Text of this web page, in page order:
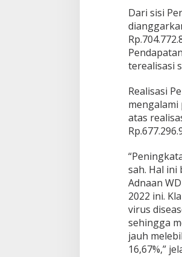
Dari sisi
terealisasi
Realisasi
mengalami
atas
sah. Hal ini
Adnaan
2022 ini.
virus
sehingga
jauh
16,67%,”